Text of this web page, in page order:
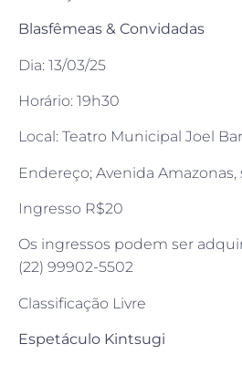
Blasfêmeas & Convidadas
Dia: 13/03/25
Horário: 19h30
Local: Teatro Municipal Joel
Endereço; Avenida Amazonas,
Ingresso R$20
Os ingressos podem ser
(22) 99902-5502
Classificação Livre
Espetáculo Kintsugi